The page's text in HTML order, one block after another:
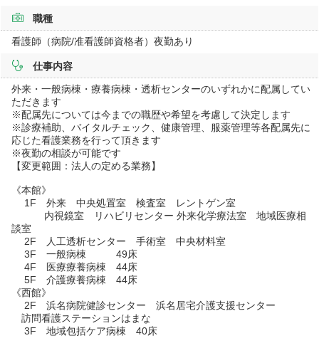
職種
看護師（病院/准看護師資格者）夜勤あり
仕事内容
外来・一般病棟・療養病棟・透析センターのいずれかに配属してい
ただきます
※配属先については今までの職歴や希望を考慮して決定します
※診療補助、バイタルチェック、健康管理、服薬管理等各配属先に
応じた看護業務を行って頂きます
※夜勤の相談が可能です
【変更範囲：法人の定める業務】
《本館》
1F 外来 中央処置室 検査室 レントゲン室
内視鏡室 リハビリセンター 外来化学療法室 地域医療相
談室
2F 人工透析センター 手術室 中央材料室
3F 一般病棟 49床
4F 医療療養病棟 44床
5F 介護療養病棟 44床
《西館》
2F 浜名病院健診センター 浜名居宅介護支援センター
訪問看護ステーションはまな
3F 地域包括ケア病棟 40床